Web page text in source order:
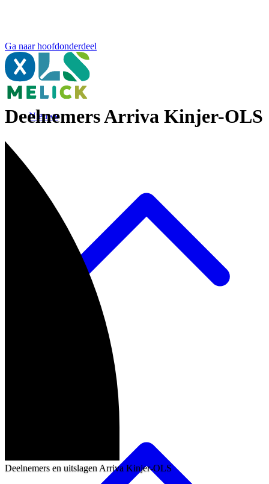
Ga naar hoofdonderdeel
Nieuws
Deelnemers Arriva Kinjer-OLS
Deelnemers en uitslagen Arriva Kinjer-OLS